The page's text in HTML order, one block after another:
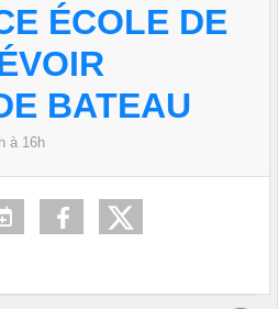
ÉCOLE DE
BATEAU
à 16h